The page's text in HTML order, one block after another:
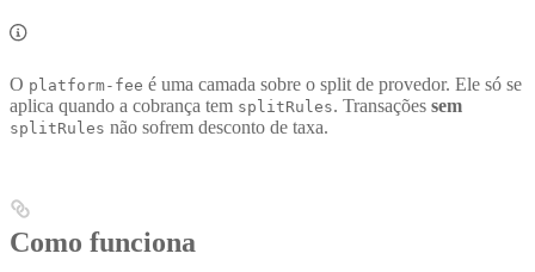
O platform-fee é uma camada sobre o split de provedor. Ele só se
aplica quando a cobrança tem splitRules. Transações sem
splitRules não sofrem desconto de taxa.
Como funciona